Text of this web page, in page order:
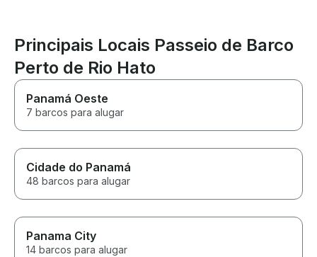
Principais Locais Passeio de Barco
Perto de Rio Hato
Panamá Oeste
7 barcos para alugar
Cidade do Panamá
48 barcos para alugar
Panama City
14 barcos para alugar